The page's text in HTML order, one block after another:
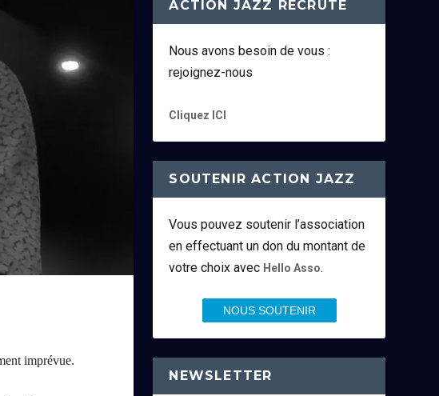
imprévue.
ACTION JAZZ RECRUTE
Nous avons besoin de vous :
rejoignez-nous
Cliquez ICI
SOUTENIR ACTION JAZZ
Vous pouvez soutenir l’association
en effectuant un don du montant de
votre choix avec Hello Asso.
NOUS SOUTENIR
NEWSLETTER